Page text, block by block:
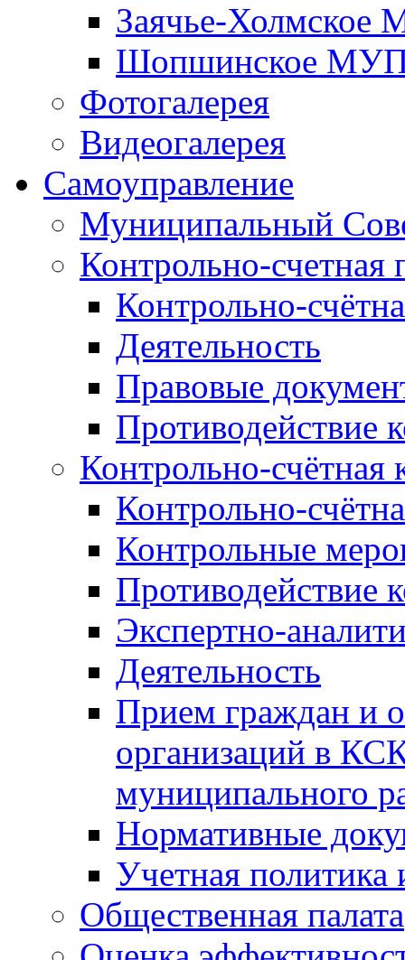
Заячье-
Шопшинское
Фотогалерея
Видеогалерея
Самоуправление
Муниципальный
Контрольно-счетная
Контрольно-
Деятельность
Правовые
Противодействие
Контрольно-счётная
Контрольно-
Контрольные
Противодействие
Экспертно-
Деятельность
Прием граждан и
организаций в
муниципального
Нормативные
Учетная политика
Общественная палата